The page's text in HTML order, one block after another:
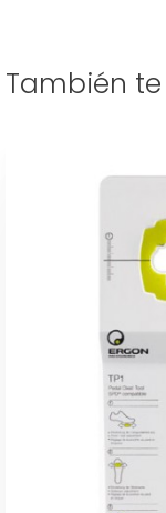
También